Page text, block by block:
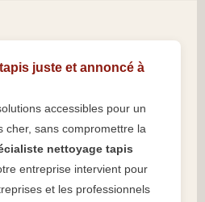
juste et annoncé à
accessibles pour un
cher, sans compromettre la
nettoyage tapis
entreprise intervient pour
et les professionnels